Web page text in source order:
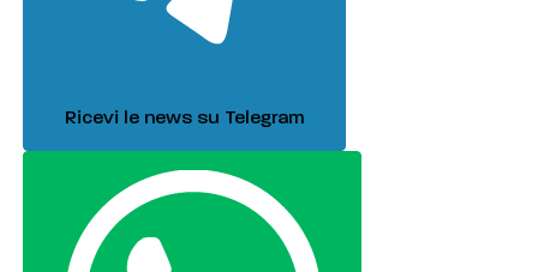
Ricevi le news su Telegram